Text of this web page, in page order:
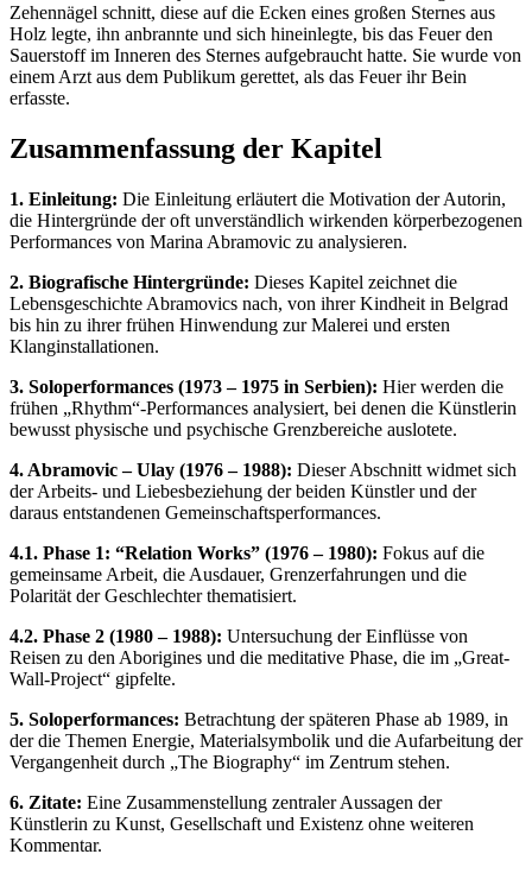
Zehennägel schnitt, diese auf die Ecken eines großen Sternes aus
Holz legte, ihn anbrannte und sich hineinlegte, bis das Feuer den
Sauerstoff im Inneren des Sternes aufgebraucht hatte. Sie wurde von
einem Arzt aus dem Publikum gerettet, als das Feuer ihr Bein
erfasste.
Zusammenfassung der Kapitel
1. Einleitung: Die Einleitung erläutert die Motivation der Autorin,
die Hintergründe der oft unverständlich wirkenden körperbezogenen
Performances von Marina Abramovic zu analysieren.
2. Biografische Hintergründe: Dieses Kapitel zeichnet die
Lebensgeschichte Abramovics nach, von ihrer Kindheit in Belgrad
bis hin zu ihrer frühen Hinwendung zur Malerei und ersten
Klanginstallationen.
3. Soloperformances (1973 – 1975 in Serbien): Hier werden die
frühen „Rhythm“-Performances analysiert, bei denen die Künstlerin
bewusst physische und psychische Grenzbereiche auslotete.
4. Abramovic – Ulay (1976 – 1988): Dieser Abschnitt widmet sich
der Arbeits- und Liebesbeziehung der beiden Künstler und der
daraus entstandenen Gemeinschaftsperformances.
4.1. Phase 1: “Relation Works” (1976 – 1980): Fokus auf die
gemeinsame Arbeit, die Ausdauer, Grenzerfahrungen und die
Polarität der Geschlechter thematisiert.
4.2. Phase 2 (1980 – 1988): Untersuchung der Einflüsse von
Reisen zu den Aborigines und die meditative Phase, die im „Great-
Wall-Project“ gipfelte.
5. Soloperformances: Betrachtung der späteren Phase ab 1989, in
der die Themen Energie, Materialsymbolik und die Aufarbeitung der
Vergangenheit durch „The Biography“ im Zentrum stehen.
6. Zitate: Eine Zusammenstellung zentraler Aussagen der
Künstlerin zu Kunst, Gesellschaft und Existenz ohne weiteren
Kommentar.